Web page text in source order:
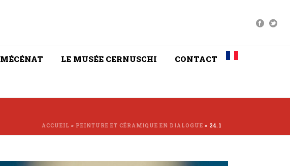
MÉCÉNAT LE MUSÉE CERNUSCHI CONTACT
ACCUEIL » PEINTURE ET CÉRAMIQUE EN DIALOGUE » 24.1